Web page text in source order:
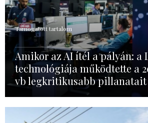
Támogatott tartalom
Amikor az AI ítél a pályán: a
technológiája működtette a
vb legkritikusabb pillanatait